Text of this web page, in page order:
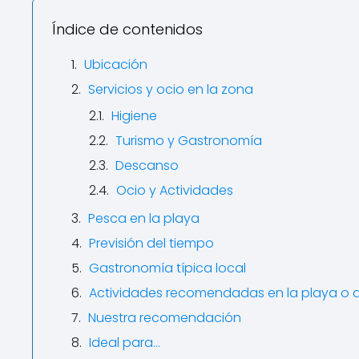
Índice de contenidos
Ubicación
Servicios y ocio en la zona
Higiene
Turismo y Gastronomía
Descanso
Ocio y Actividades
Pesca en la playa
Previsión del tiempo
Gastronomía típica local
Actividades recomendadas en la playa o
Nuestra recomendación
Ideal para…